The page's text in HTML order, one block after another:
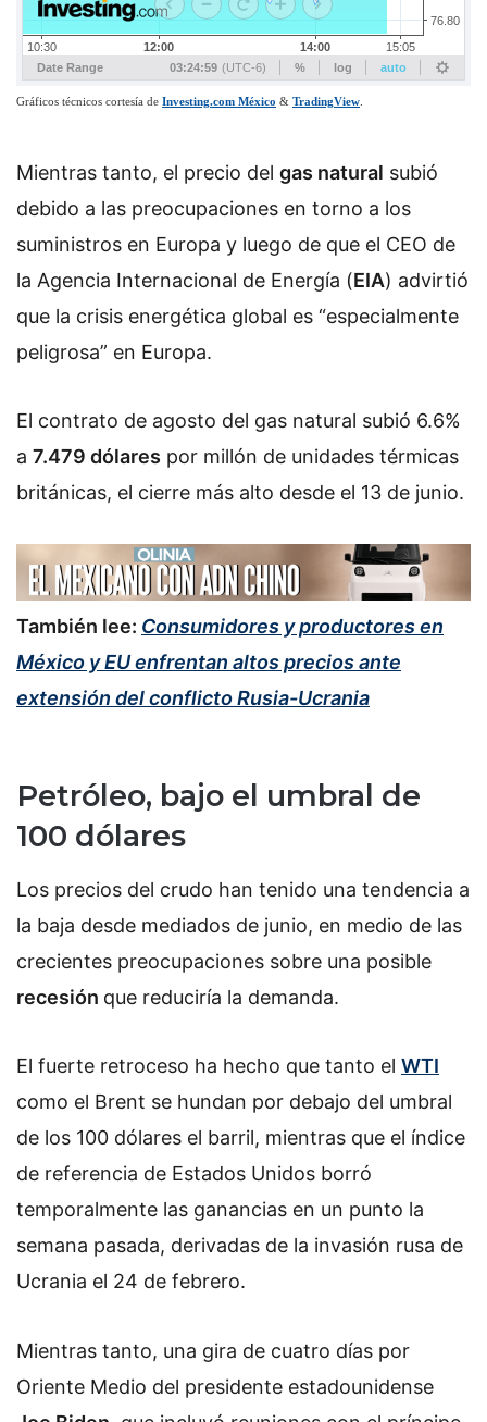
Mientras tanto, el precio del gas natural subió
debido a las preocupaciones en torno a los
suministros en Europa y luego de que el CEO de
la Agencia Internacional de Energía (EIA) advirtió
que la crisis energética global es “especialmente
peligrosa” en Europa.
El contrato de agosto del gas natural subió 6.6%
a 7.479 dólares por millón de unidades térmicas
británicas, el cierre más alto desde el 13 de junio.
También lee: Consumidores y productores en
México y EU enfrentan altos precios ante
extensión del conflicto Rusia-Ucrania
Petróleo, bajo el umbral de
100 dólares
Los precios del crudo han tenido una tendencia a
la baja desde mediados de junio, en medio de las
crecientes preocupaciones sobre una posible
recesión que reduciría la demanda.
El fuerte retroceso ha hecho que tanto el WTI
como el Brent se hundan por debajo del umbral
de los 100 dólares el barril, mientras que el índice
de referencia de Estados Unidos borró
temporalmente las ganancias en un punto la
semana pasada, derivadas de la invasión rusa de
Ucrania el 24 de febrero.
Mientras tanto, una gira de cuatro días por
Oriente Medio del presidente estadounidense